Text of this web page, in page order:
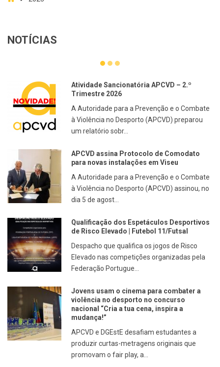
NOTÍCIAS
Atividade Sancionatória APCVD – 2.º
Trimestre 2026
A Autoridade para a Prevenção e o Combate
à Violência no Desporto (APCVD) preparou
um relatório sobr...
APCVD assina Protocolo de Comodato
para novas instalações em Viseu
A Autoridade para a Prevenção e o Combate
à Violência no Desporto (APCVD) assinou, no
dia 5 de agost...
Qualificação dos Espetáculos Desportivos
de Risco Elevado | Futebol 11/Futsal
Despacho que qualifica os jogos de Risco
Elevado nas competições organizadas pela
Federação Portugue...
Jovens usam o cinema para combater a
violência no desporto no concurso
nacional “Cria a tua cena, inspira a
mudança!”
APCVD e DGEstE desafiam estudantes a
produzir curtas-metragens originais que
promovam o fair play, a...